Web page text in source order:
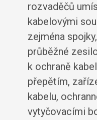
rozvaděčů
kabelovými
zejména
průběžné
k ochraně
přepětím,
kabelu,
vytyčovacími